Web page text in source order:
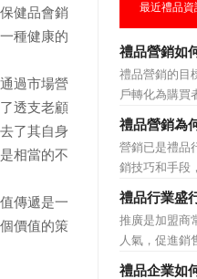
健品會銷
種健康的
過市場營
透支老顧
了其自身
相當的不
傳遞是一
價值的策
最近禮品資
禮品營銷如
禮品營銷的目
戶轉化為購買
相應的分類，
制定相應的營
入，這不僅是
持。具體來說
禮品營銷為
營銷已是禮品
銷技巧和手段
時最為關注的
品。在禮品公
走陷入了“審
業營銷產生免
禮品行業盛
推廣是加盟商
人氣，促進銷
辦過多場推廣
禮品企業如